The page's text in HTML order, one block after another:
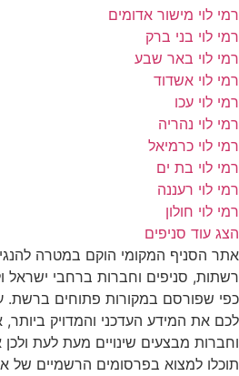
רמי לוי מישור אדומים
רמי לוי בני ברק
רמי לוי באר שבע
רמי לוי אשדוד
רמי לוי עכו
רמי לוי נהריה
רמי לוי כרמיאל
רמי לוי בת ים
רמי לוי רעננה
רמי לוי חולון
הצג עוד סניפים
אתר הסניף המקומי הוקם במטרה
רשתות, סניפים וחברות ברחבי ישראל
כפי שפורסם במקורות פתוחים ברשת.
לכם את המידע העדכני והמדויק
וחברות מבצעים שינויים מעת לעת
תוכלו למצוא בפרסומים הרשמיים של